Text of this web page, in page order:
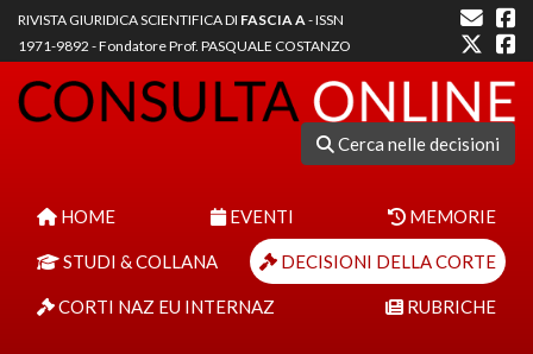
RIVISTA GIURIDICA SCIENTIFICA DI FASCIA A- ISSN
1971-9892 - Fondatore Prof. PASQUALE COSTANZO
Cerca nelle decisioni
HOME EVENTI MEMORIE
STUDI & COLLANA DECISIONI DELLA CORTE
CORTI NAZ EU INTERNAZ RUBRICHE